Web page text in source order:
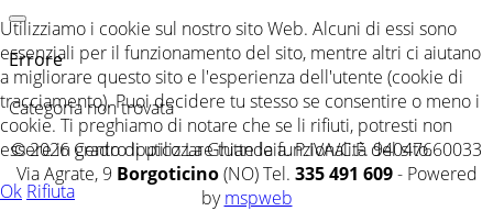
Errore
Categoria non trovata
© 2026 Centro Ippico La Ghiandaia. P.IVA/C.F. 94047660033
Via Agrate, 9 Borgoticino(NO) Tel. 335 491 609- Powered
bymspweb
Utilizziamo i cookie sul nostro sito Web. Alcuni di essi sono
essenziali per il funzionamento del sito, mentre altri ci aiutano
a migliorare questo sito e l'esperienza dell'utente (cookie di
tracciamento). Puoi decidere tu stesso se consentire o meno i
cookie. Ti preghiamo di notare che se li rifiuti, potresti non
essere in grado di utilizzare tutte le funzionalità del sito.
Ok Rifiuta